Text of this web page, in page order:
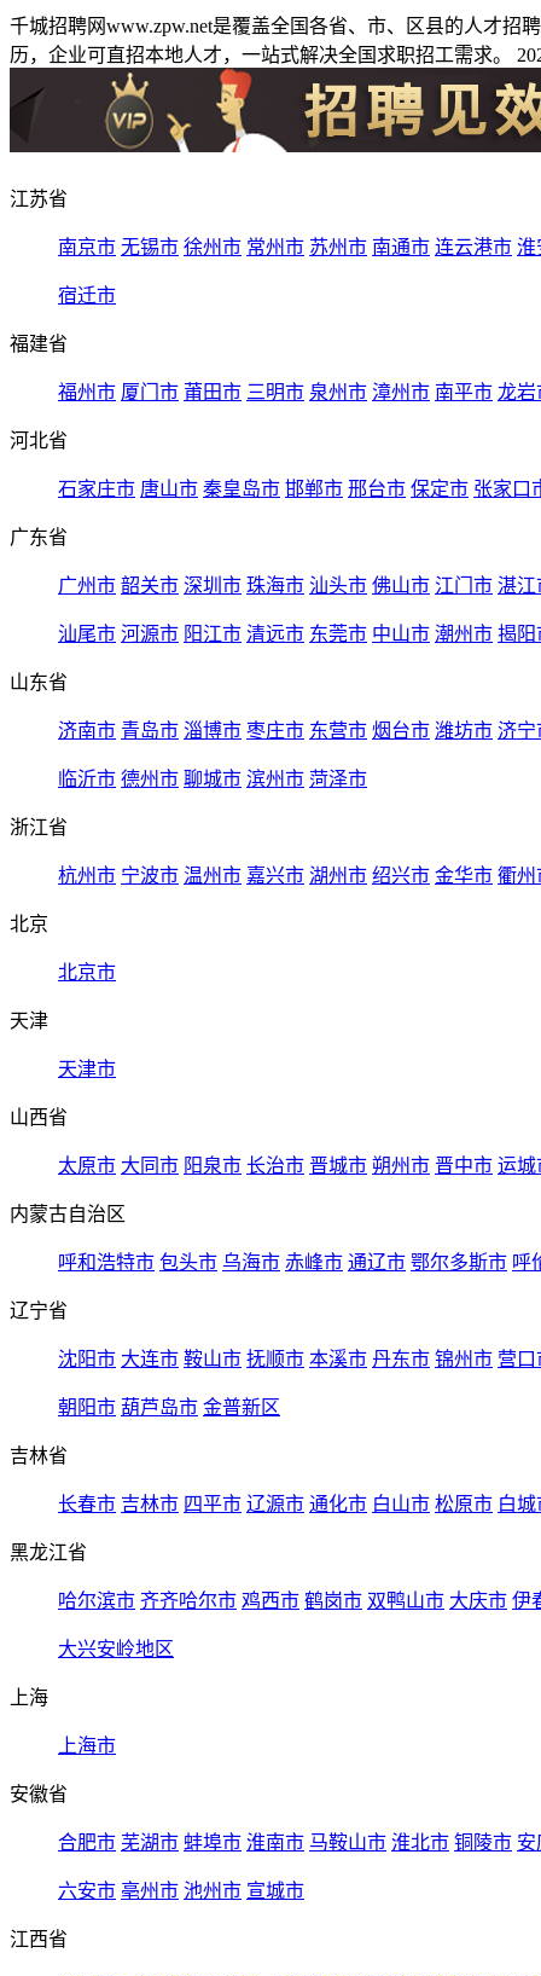
千城招聘网www.zpw.net是覆盖全国各省、市、区县的人才
历，企业可直招本地人才，一站式解决全国求职招工需求。
江苏省
南京市 无锡市 徐州市 常州市 苏州市 南通市 连云港市 淮
宿迁市
福建省
福州市 厦门市 莆田市 三明市 泉州市 漳州市 南平市 龙岩
河北省
石家庄市 唐山市 秦皇岛市 邯郸市 邢台市 保定市 张家口
广东省
广州市 韶关市 深圳市 珠海市 汕头市 佛山市 江门市 湛江
汕尾市 河源市 阳江市 清远市 东莞市 中山市 潮州市 揭阳
山东省
济南市 青岛市 淄博市 枣庄市 东营市 烟台市 潍坊市 济宁
临沂市 德州市 聊城市 滨州市 菏泽市
浙江省
杭州市 宁波市 温州市 嘉兴市 湖州市 绍兴市 金华市 衢州
北京
北京市
天津
天津市
山西省
太原市 大同市 阳泉市 长治市 晋城市 朔州市 晋中市 运城
内蒙古自治区
呼和浩特市 包头市 乌海市 赤峰市 通辽市 鄂尔多斯市 呼
辽宁省
沈阳市 大连市 鞍山市 抚顺市 本溪市 丹东市 锦州市 营口
朝阳市 葫芦岛市 金普新区
吉林省
长春市 吉林市 四平市 辽源市 通化市 白山市 松原市 白城
黑龙江省
哈尔滨市 齐齐哈尔市 鸡西市 鹤岗市 双鸭山市 大庆市 伊
大兴安岭地区
上海
上海市
安徽省
合肥市 芜湖市 蚌埠市 淮南市 马鞍山市 淮北市 铜陵市 安
六安市 亳州市 池州市 宣城市
江西省